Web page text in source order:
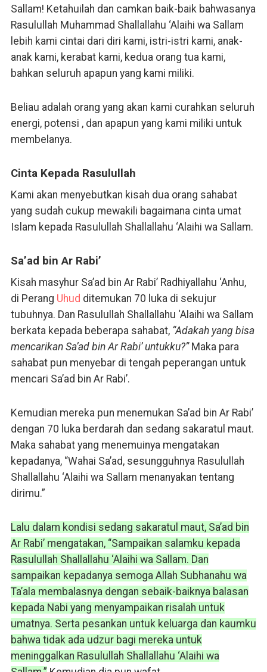
Sallam! Ketahuilah dan camkan baik-baik bahwasanya
Rasulullah Muhammad Shallallahu ‘Alaihi wa Sallam
lebih kami cintai dari diri kami, istri-istri kami, anak-
anak kami, kerabat kami, kedua orang tua kami,
bahkan seluruh apapun yang kami miliki.
Beliau adalah orang yang akan kami curahkan seluruh
energi, potensi , dan apapun yang kami miliki untuk
membelanya.
Cinta Kepada Rasulullah
Kami akan menyebutkan kisah dua orang sahabat
yang sudah cukup mewakili bagaimana cinta umat
Islam kepada Rasulullah Shallallahu ‘Alaihi wa Sallam.
Sa’ad bin Ar Rabi’
Kisah masyhur Sa’ad bin Ar Rabi’ Radhiyallahu ‘Anhu,
di Perang Uhud ditemukan 70 luka di sekujur
tubuhnya. Dan Rasulullah Shallallahu ‘Alaihi wa Sallam
berkata kepada beberapa sahabat, “Adakah yang bisa
mencarikan Sa’ad bin Ar Rabi’ untukku?”Maka para
sahabat pun menyebar di tengah peperangan untuk
mencari Sa’ad bin Ar Rabi’.
Kemudian mereka pun menemukan Sa’ad bin Ar Rabi’
dengan 70 luka berdarah dan sedang sakaratul maut.
Maka sahabat yang menemuinya mengatakan
kepadanya, “Wahai Sa’ad, sesungguhnya Rasulullah
Shallallahu ‘Alaihi wa Sallam menanyakan tentang
dirimu.”
Lalu dalam kondisi sedang sakaratul maut, Sa’ad bin
Ar Rabi’ mengatakan, “Sampaikan salamku kepada
Rasulullah Shallallahu ‘Alaihi wa Sallam. Dan
sampaikan kepadanya semoga Allah Subhanahu wa
Ta’ala membalasnya dengan sebaik-baiknya balasan
kepada Nabi yang menyampaikan risalah untuk
umatnya. Serta pesankan untuk keluarga dan kaumku
bahwa tidak ada udzur bagi mereka untuk
meninggalkan Rasulullah Shallallahu ‘Alaihi wa